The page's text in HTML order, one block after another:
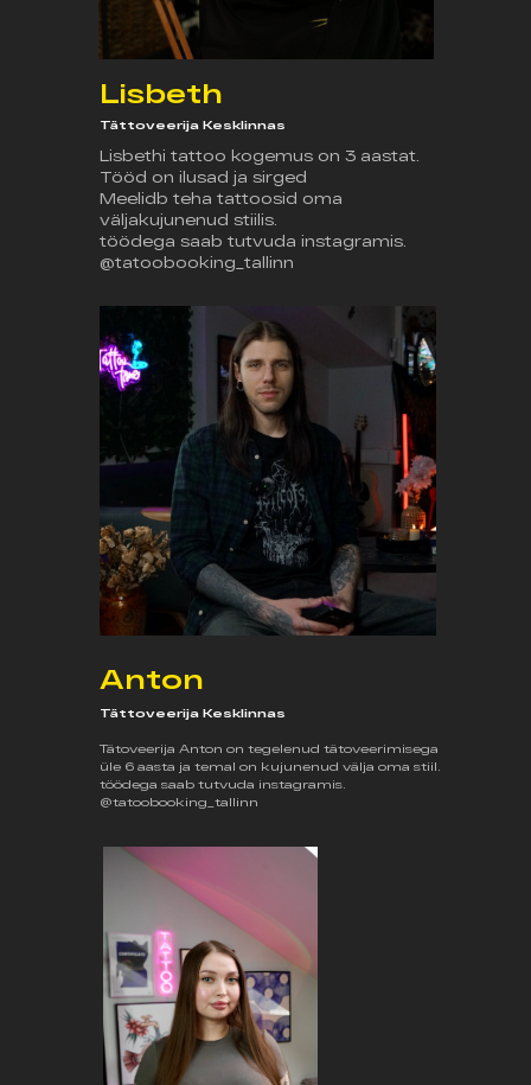
Anton
Tättoveerija Kesklinnas
Tätoveerija Anton on tegelenud tätoveerimisega
üle 6 aasta ja temal on kujunenud välja oma stiil.
töödega saab tutvuda instagramis.
@tatoobooking_tallinn
Lisbeth
Tättoveerija Kesklinnas
Lisbethi tattoo kogemus on 3 aastat.
Tööd on ilusad ja sirged
Meelidb teha tattoosid oma
väljakujunenud stiilis.
töödega saab tutvuda instagramis.
@tatoobooking_tallinn